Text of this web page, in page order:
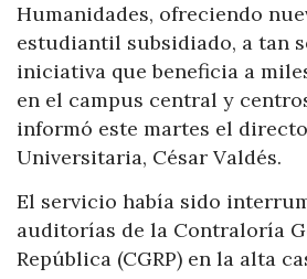
Humanidades, ofreciendo
estudiantil subsidiado, a tan
iniciativa que beneficia a
en el campus central y
informó este martes el
Universitaria, César Valdés.
El servicio había sido
auditorías de la Contraloría
República (CGRP) en la alta